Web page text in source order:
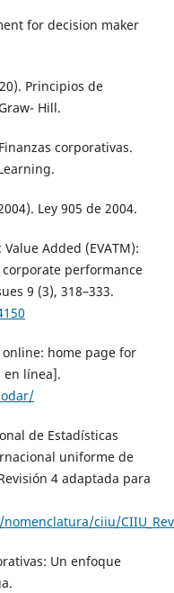
for decision maker
Principios de
Hill.
corporativas.
Ley 905 de 2004.
Added (EVATM):
performance
9 (3), 318–333.
online: home page for
en línea].
de Estadísticas
uniforme de
4 adaptada para
ciiu/
Un enfoque